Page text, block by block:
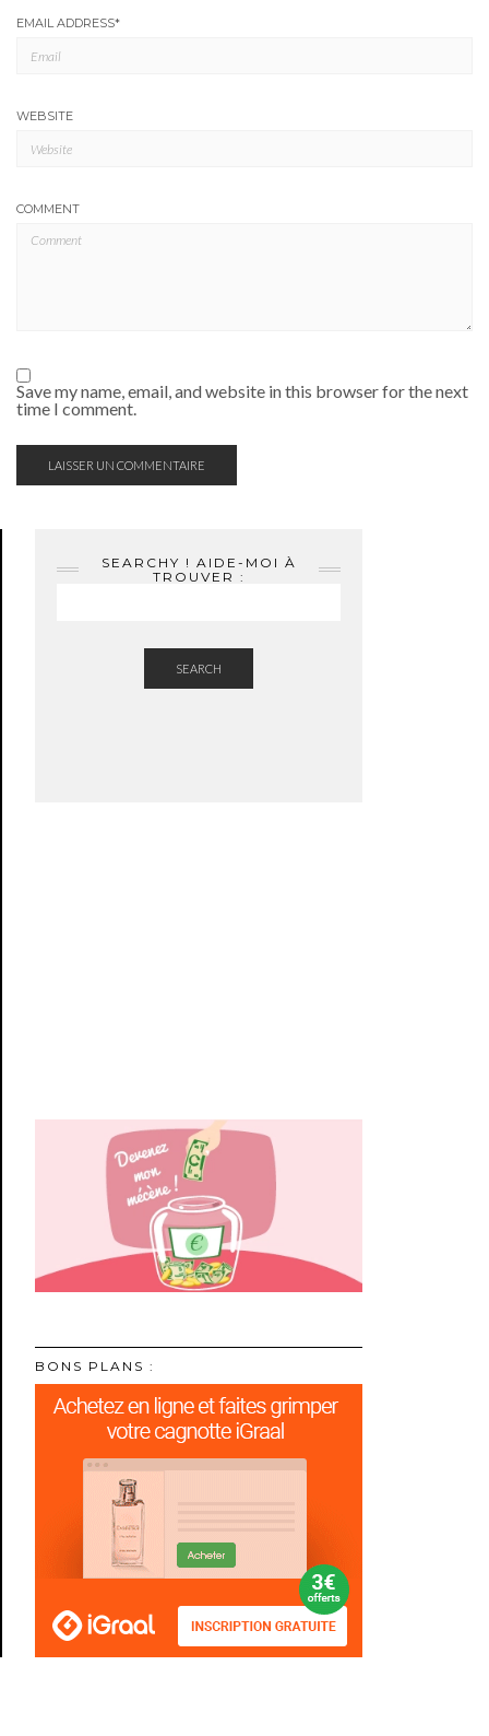
EMAIL ADDRESS*
WEBSITE
COMMENT
Save my name, email, and website in this browser for the next
time I comment.
SEARCHY ! AIDE-MOI À
TROUVER :
SEARCH
BONS PLANS :